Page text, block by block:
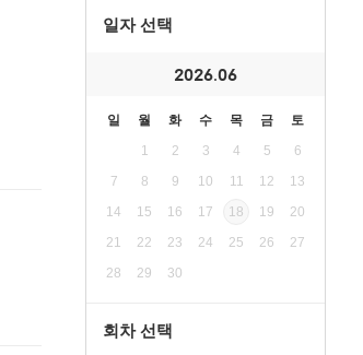
일자 선택
2026.06
일 월 화 수 목 금
토
1
2 3 4 5
6
7
8 9 10 11 12
13
14
15 16 17 18 19
20
21
22 23 24 25 26
27
28
29 30
회차 선택